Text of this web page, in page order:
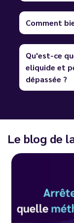
Comment
Qu'est-ce
eliquide et
dépassée ?
Le blog de